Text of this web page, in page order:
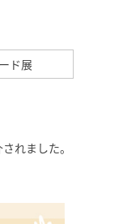
ド展
れました。